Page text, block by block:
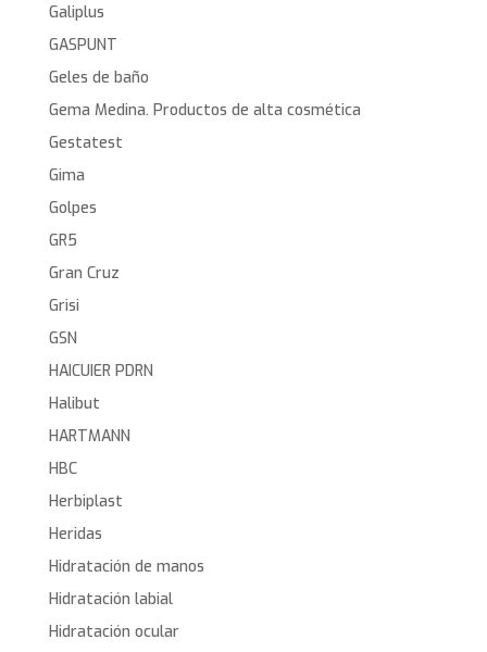
Galiplus
GASPUNT
Geles de baño
Gema Medina. Productos de alta cosmética
Gestatest
Gima
Golpes
GR5
Gran Cruz
Grisi
GSN
HAICUIER PDRN
Halibut
HARTMANN
HBC
Herbiplast
Heridas
Hidratación de manos
Hidratación labial
Hidratación ocular